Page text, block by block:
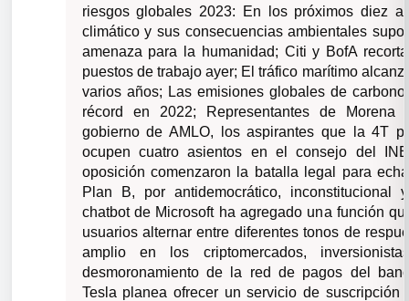
riesgos globales 2023: En los próximos diez
climático y sus consecuencias ambientales
amenaza para la humanidad; Citi y BofA
puestos de trabajo ayer; El tráfico marítimo
varios años; Las emisiones globales de
récord en 2022; Representantes de Morena
gobierno de AMLO, los aspirantes que la 4T
ocupen cuatro asientos en el consejo del
oposición comenzaron la batalla legal para
Plan B, por antidemocrático, inconstitucional
chatbot de Microsoft ha agregado una función
usuarios alternar entre diferentes tonos de
amplio en los criptomercados,
desmoronamiento de la red de pagos del
Tesla planea ofrecer un servicio de suscripción